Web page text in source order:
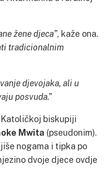
žene djeca”, kaže ona.
tradicionalnim
djevojaka, ali u
posvuda.”
biskupiji
Mwita (pseudonim).
nogama i tipka po
dvoje djece ovdje